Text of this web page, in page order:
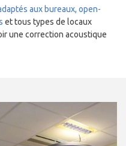
aux bureaux, open-
et tous types de locaux
une correction acoustique